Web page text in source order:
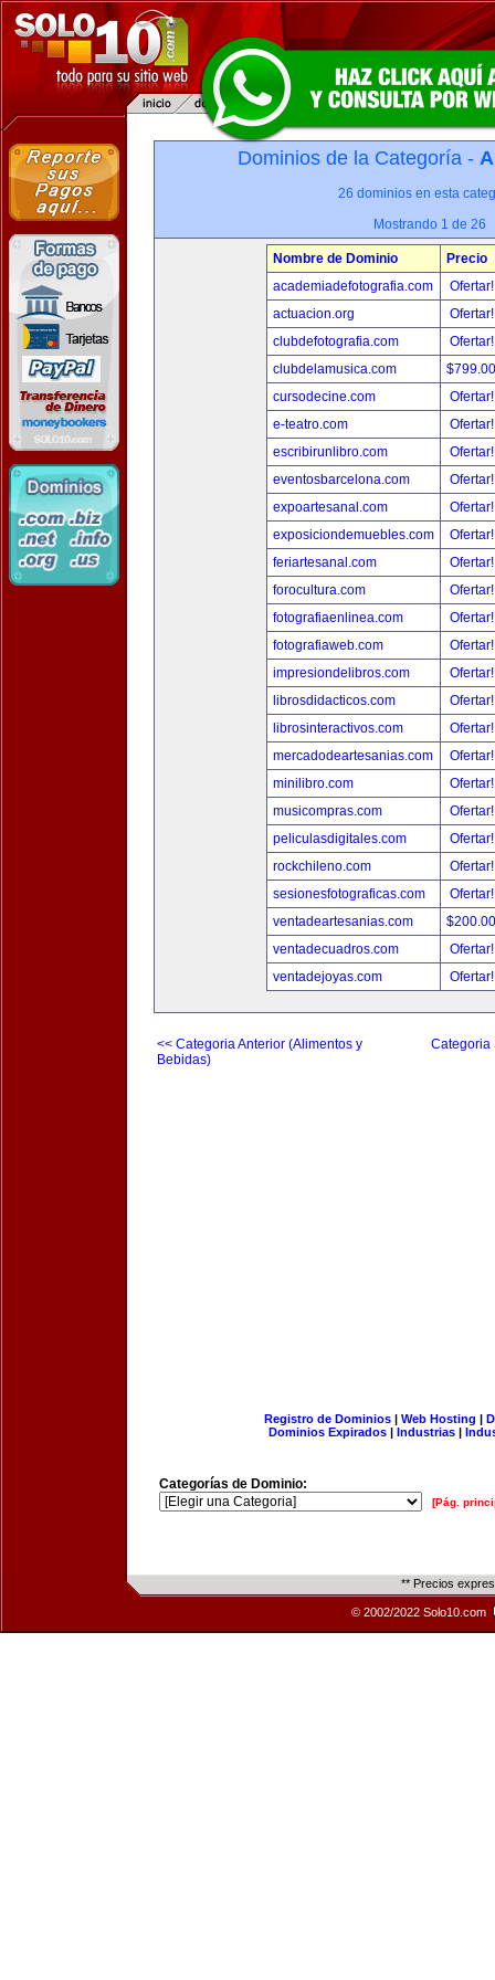
Dominios de la Categoría -
26 dominios en esta
Mostrando 1 de 26
Nombre de Dominio
Precio
academiadefotografia.com
actuacion.org
clubdefotografia.com
clubdelamusica.com
cursodecine.com
e-teatro.com
escribirunlibro.com
eventosbarcelona.com
expoartesanal.com
exposiciondemuebles.com
feriartesanal.com
forocultura.com
fotografiaenlinea.com
fotografiaweb.com
impresiondelibros.com
librosdidacticos.com
librosinteractivos.com
mercadodeartesanias.com
minilibro.com
musicompras.com
peliculasdigitales.com
rockchileno.com
sesionesfotograficas.com
ventadeartesanias.com
ventadecuadros.com
ventadejoyas.com
<< Categoria Anterior (Alimentos y
Bebidas)
Categoria
Registro de Dominios| Web Hosting |
Dominios Expirados | Industrias |
Categorías de Dominio:
[Pág.
** Precios
© 2002/2022 Solo10.com